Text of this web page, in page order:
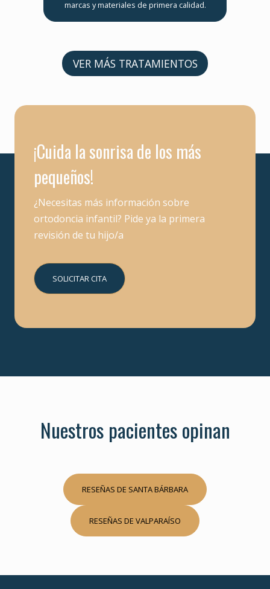
marcas y materiales de primera calidad.
VER MÁS TRATAMIENTOS
¡Cuida la sonrisa de los más
pequeños!
¿Necesitas más información sobre
ortodoncia infantil? Pide ya la primera
revisión de tu hijo/a
SOLICITAR CITA
Nuestros pacientes opinan
RESEÑAS DE SANTA BÁRBARA
RESEÑAS DE VALPARAÍSO